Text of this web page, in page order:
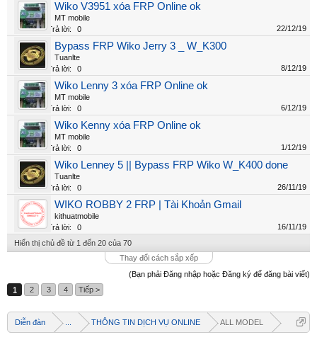
Wiko V3951 xóa FRP Online ok
MT mobile
Trả lời:
0 22/12/19
Bypass FRP Wiko Jerry 3 _ W_K300
Tuanlte
Trả lời:
0 8/12/19
Wiko Lenny 3 xóa FRP Online ok
MT mobile
Trả lời:
0 6/12/19
Wiko Kenny xóa FRP Online ok
MT mobile
Trả lời:
0 1/12/19
Wiko Lenney 5 || Bypass FRP Wiko W_K400 done
Tuanlte
Trả lời:
0 26/11/19
WIKO ROBBY 2 FRP | Tài Khoản Gmail
kithuatmobile
Trả lời:
0
16/11/19
Hiển thị chủ đề từ 1 đến 20 của 70
Thay đổi cách sắp xếp
(Bạn phải Đăng nhập hoặc Đăng ký để đăng bài viết)
1
2 3 4 Tiếp >
Diễn đàn THÔNG TIN DỊCH VỤ ONLINE ALL MODEL